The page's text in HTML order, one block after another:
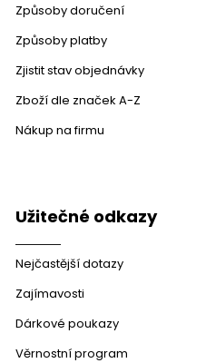
Způsoby doručení
Způsoby platby
Zjistit stav objednávky
Zboží dle značek A-Z
Nákup na firmu
Užitečné odkazy
Nejčastější dotazy
Zajímavosti
Dárkové poukazy
Věrnostní program